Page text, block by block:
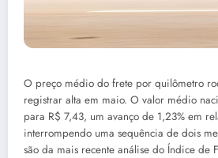
O preço médio do frete por quilômetro
registrar alta em maio. O valor médio
para R$ 7,43, um avanço de 1,23% em
interrompendo uma sequência de dois
são da mais recente análise do Índice de